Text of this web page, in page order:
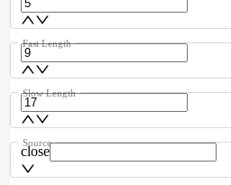
Fast Length
Slow Length
close
Source